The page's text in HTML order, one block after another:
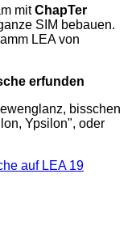
mitChapTer
SIM bebauen.
LEA von
erfunden
bisschen
Ypsilon", oder
auf LEA 19